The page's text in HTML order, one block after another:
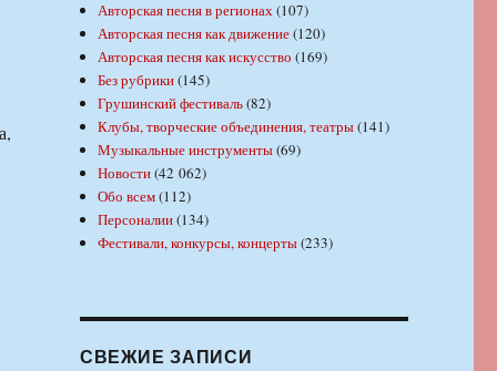
Авторская песня в регионах(107)
Авторская песня как движение(120)
Авторская песня как искусство (169)
Без рубрики(145)
Грушинский фестиваль(82)
Клубы, творческие объединения, театры(141)
Музыкальные инструменты(69)
Новости(42 062)
Обо всем(112)
Персоналии(134)
Фестивали, конкурсы, концерты(233)
СВЕЖИЕ ЗАПИСИ